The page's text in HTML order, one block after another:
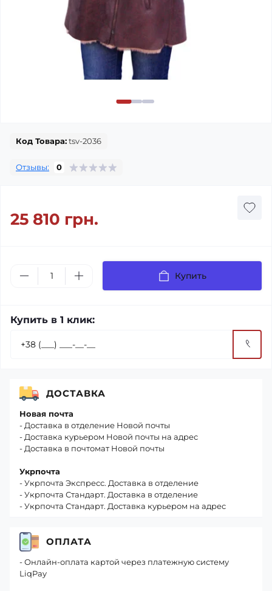
Код Товара:tsv-2036
Отзывы: 0
25 810 грн.
Купить
Купить в 1 клик:
ДОСТАВКА
Новая почта
- Доставка в отделение Новой почты
- Доставка курьером Новой почты на адрес
- Доставка в почтомат Новой почты
Укрпочта
- Укрпочта Экспресс. Доставка в отделение
- Укрпочта Стандарт. Доставка в отделение
- Укрпочта Стандарт. Доставка курьером на адрес
ОПЛАТА
- Онлайн-оплата картой через платежную систему
LiqPay